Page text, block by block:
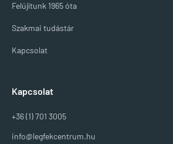
Felújítunk 1965 óta
Szakmai tudástár
Kapcsolat
Kapcsolat
+36 (1) 701 3005
info@legfekcentrum.hu